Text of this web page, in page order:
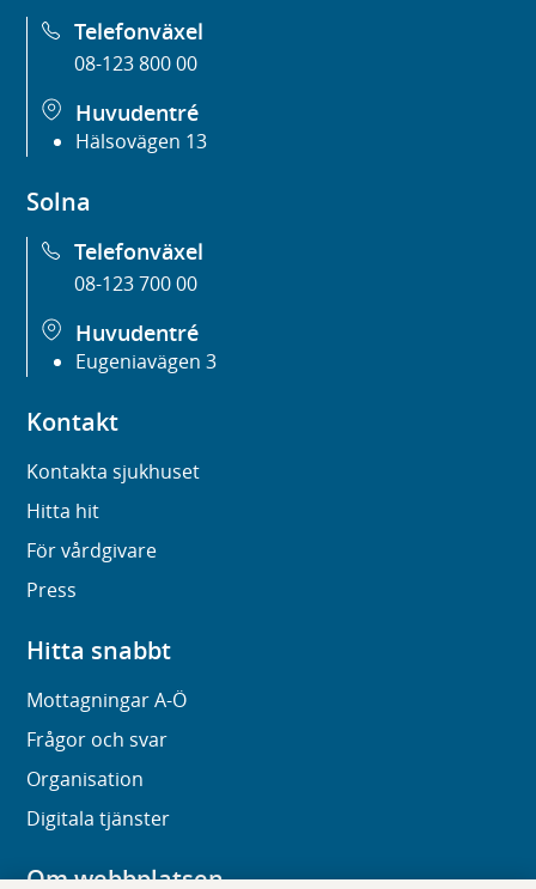
Telefonväxel
08-123 800 00
Huvudentré
Hälsovägen 13
Solna
Telefonväxel
08-123 700 00
Huvudentré
Eugeniavägen 3
Kontakt
Kontakta sjukhuset
Hitta hit
För vårdgivare
Press
Hitta snabbt
Mottagningar A-Ö
Frågor och svar
Organisation
Digitala tjänster
Om webbplatsen